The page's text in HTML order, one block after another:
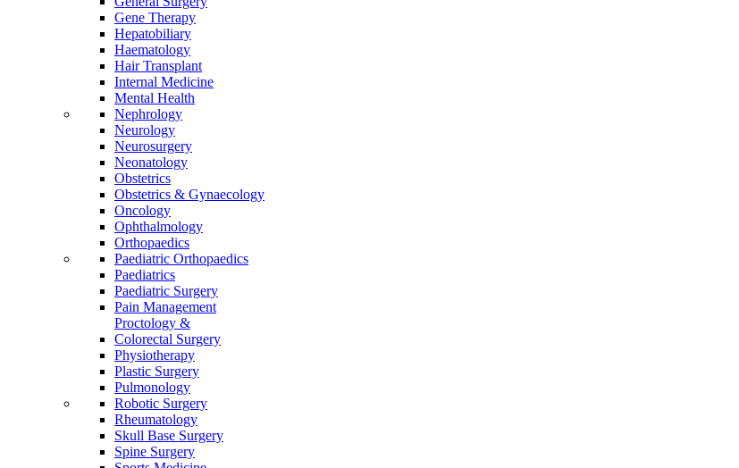
Gene Therapy
Hepatobiliary
Haematology
Hair Transplant
Internal Medicine
Mental Health
Nephrology
Neurology
Neurosurgery
Neonatology
Obstetrics
Obstetrics & Gynaecology
Oncology
Ophthalmology
Orthopaedics
Paediatric Orthopaedics
Paediatrics
Paediatric Surgery
Pain Management
Proctology &
Colorectal Surgery
Physiotherapy
Plastic Surgery
Pulmonology
Robotic Surgery
Rheumatology
Skull Base Surgery
Spine Surgery